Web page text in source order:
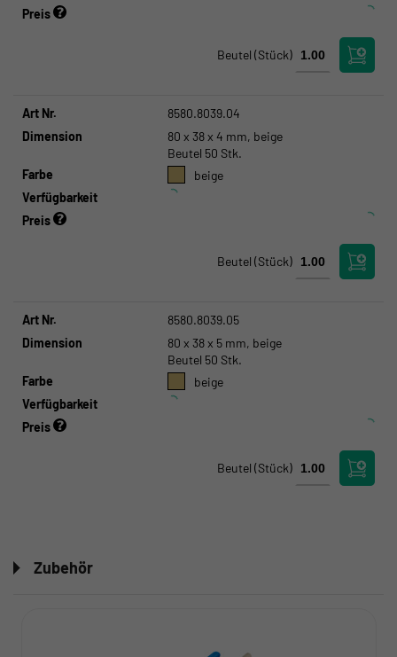
Preis
Beutel (Stück)
Art Nr.
8580.8039.04
Dimension
80 x 38 x 4 mm, beige
Beutel 50 Stk.
Farbe
beige
Verfügbarkeit
Preis
Beutel (Stück)
Art Nr.
8580.8039.05
Dimension
80 x 38 x 5 mm, beige
Beutel 50 Stk.
Farbe
beige
Verfügbarkeit
Preis
Beutel (Stück)
Zubehör